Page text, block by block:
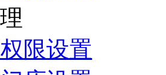
限设置